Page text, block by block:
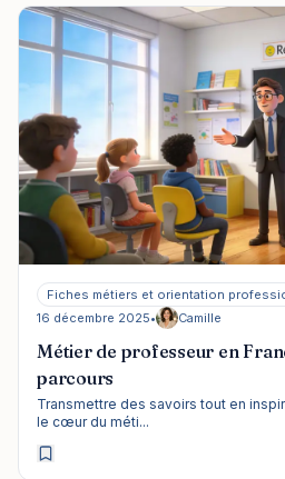
Fiches métiers et orientation
16 décembre 2025• Camille
Métier de professeur en
parcours
Transmettre des savoirs tout en
le cœur du méti...